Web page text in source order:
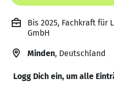
Bis 2025, Fachkraft für
GmbH
Minden, Deutschland
Logg Dich ein, um alle